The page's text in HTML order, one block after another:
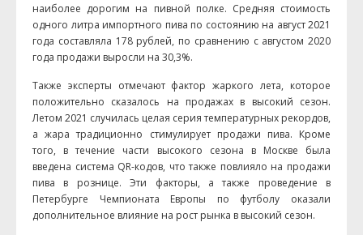
наиболее дорогим на пивной полке. Средняя стоимость
одного литра импортного пива по состоянию на август 2021
года составляла 178 рублей, по сравнению с августом 2020
года продажи выросли на 30,3%.
Также эксперты отмечают фактор жаркого лета, которое
положительно сказалось на продажах в высокий сезон.
Летом 2021 случилась целая серия температурных рекордов,
а жара традиционно стимулирует продажи пива. Кроме
того, в течение части высокого сезона в Москве была
введена система QR-кодов, что также повлияло на продажи
пива в рознице. Эти факторы, а также проведение в
Петербурге Чемпионата Европы по футболу оказали
дополнительное влияние на рост рынка в высокий сезон.